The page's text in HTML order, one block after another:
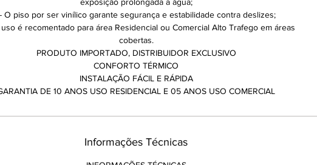
O piso por ser vinílico garante segurança e estabilidade contra deslizes;
é recomentado para área Residencial ou Comercial Alto Trafego em áreas
cobertas.
PRODUTO IMPORTADO, DISTRIBUIDOR EXCLUSIVO
CONFORTO TÉRMICO
INSTALAÇÃO FÁCIL E RÁPIDA
DE 10 ANOS USO RESIDENCIAL E 05 ANOS USO COMERCIAL
Informações Técnicas